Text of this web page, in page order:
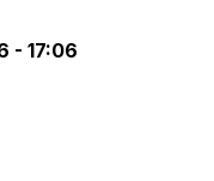
- 17:06